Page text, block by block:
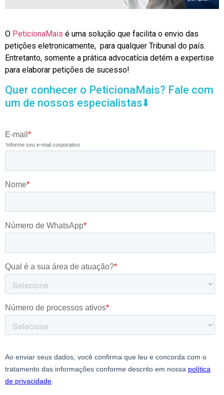
O PeticionaMais é uma solução que facilita o envio das
petições eletronicamente, para qualquer Tribunal do país.
Entretanto, somente a prática advocatícia detém a expertise
para elaborar petições de sucesso!
Quer conhecer o PeticionaMais? Fale com
um de nossos especialistas⬇️